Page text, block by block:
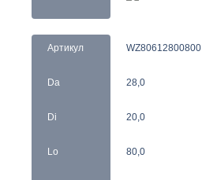
Артикул
Da
Di
Lo
WZ80612800800
28,0
20,0
80,0